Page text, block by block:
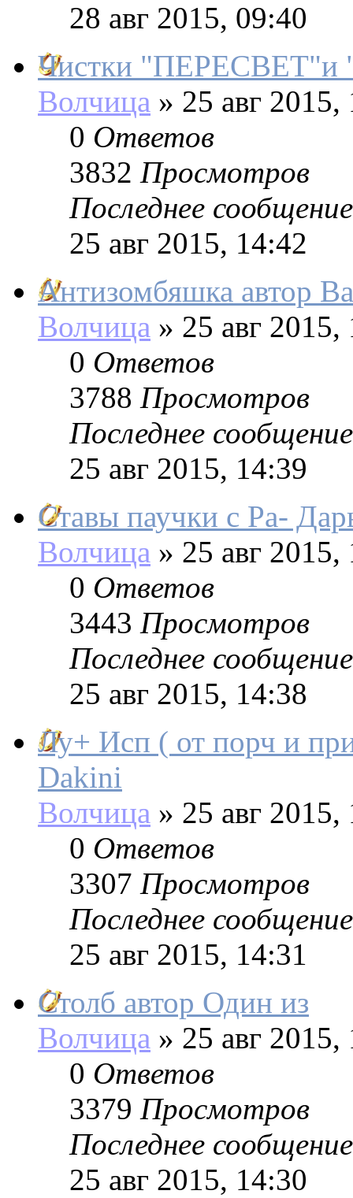
28 авг 2015, 09:40
Чистки "ПЕРЕСВЕТ"и
Волчица » 25 авг 2015,
0 Ответов
3832 Просмотров
Последнее сообщение
25 авг 2015, 14:42
Антизомбяшка автор
Волчица » 25 авг 2015,
0 Ответов
3788 Просмотров
Последнее сообщение
25 авг 2015, 14:39
Ставы паучки с Ра-
Волчица » 25 авг 2015,
0 Ответов
3443 Просмотров
Последнее сообщение
25 авг 2015, 14:38
Лу+ Исп ( от порч и
Dakini
Волчица » 25 авг 2015,
0 Ответов
3307 Просмотров
Последнее сообщение
25 авг 2015, 14:31
Столб автор Один из
Волчица » 25 авг 2015,
0 Ответов
3379 Просмотров
Последнее сообщение
25 авг 2015, 14:30